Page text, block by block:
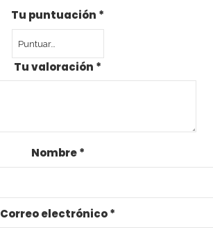
Tu puntuación *
Tu valoración *
Nombre*
Correo electrónico*